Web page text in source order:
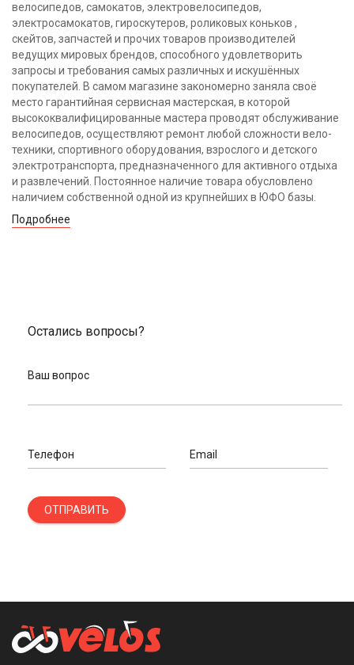
велосипедов, самокатов, электровелосипедов,
электросамокатов, гироскутеров, роликовых коньков ,
скейтов, запчастей и прочих товаров производителей
ведущих мировых брендов, способного удовлетворить
запросы и требования самых различных и искушённых
покупателей. В самом магазине закономерно заняла своё
место гарантийная сервисная мастерская, в которой
высококвалифицированные мастера проводят обслуживание
велосипедов, осуществляют ремонт любой сложности вело-
техники, спортивного оборудования, взрослого и детского
электротранспорта, предназначенного для активного отдыха
и развлечений. Постоянное наличие товара обусловлено
наличием собственной одной из крупнейших в ЮФО базы.
Подробнее
Остались вопросы?
Ваш вопрос
Телефон Email
ОТПРАВИТЬ